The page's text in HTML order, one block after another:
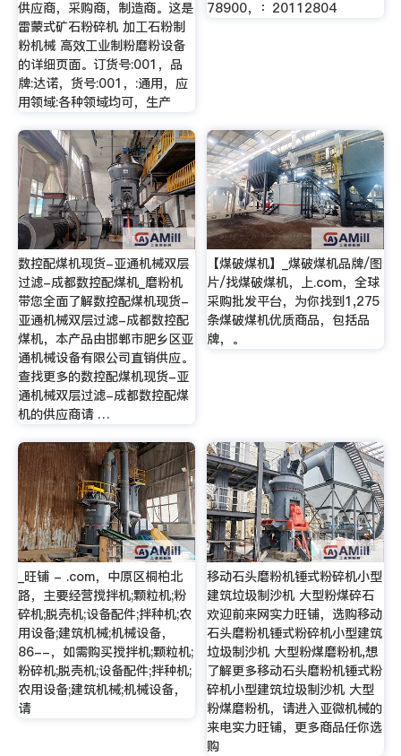
供应商，采购商，制造商。这是
雷蒙式矿石粉碎机 加工石粉制
粉机械 高效工业制粉磨粉设备
的详细页面。订货号:001，品
牌:达诺，货号:001，:通用，应
用领域:各种领域均可，生产
78900，：20112804
数控配煤机现货-亚通机械双层
过滤-成都数控配煤机_磨粉机
带您全面了解数控配煤机现货-
亚通机械双层过滤-成都数控配
煤机，本产品由邯郸市肥乡区亚
通机械设备有限公司直销供应。
查找更多的数控配煤机现货-亚
通机械双层过滤-成都数控配煤
机的供应商请 …
【煤破煤机】_煤破煤机品牌/图
片/找煤破煤机，上.com，全球
采购批发平台，为你找到1,275
条煤破煤机优质商品，包括品
牌，。
_旺铺 - .com，中原区桐柏北
路，主要经营搅拌机;颗粒机;粉
碎机;脱壳机;设备配件;拌种机;农
用设备;建筑机械;机械设备，
86--，如需购买搅拌机;颗粒机;
粉碎机;脱壳机;设备配件;拌种机;
农用设备;建筑机械;机械设备，
请
移动石头磨粉机锤式粉碎机小型
建筑垃圾制沙机 大型粉煤碎石
欢迎前来网实力旺铺，选购移动
石头磨粉机锤式粉碎机小型建筑
垃圾制沙机 大型粉煤磨粉机,想
了解更多移动石头磨粉机锤式粉
碎机小型建筑垃圾制沙机 大型
粉煤磨粉机，请进入亚微机械的
来电实力旺铺，更多商品任你选
购